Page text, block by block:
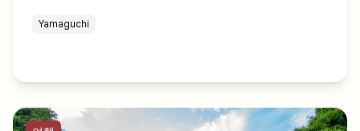
Yamaguchi